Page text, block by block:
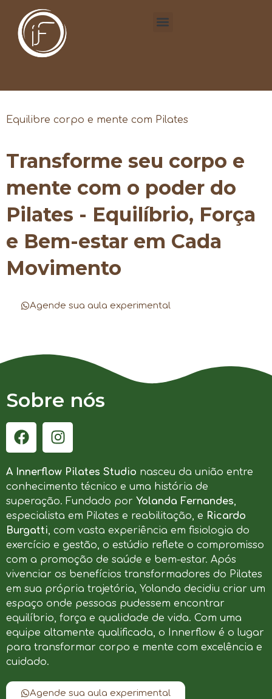
Equilibre corpo e mente com Pilates
Transforme seu corpo e
mente com o poder do
Pilates - Equilíbrio, Força
e Bem-estar em Cada
Movimento
Agende sua aula experimental
Sobre nós
A Innerflow Pilates Studio nasceu da união entre
conhecimento técnico e uma história de
superação. Fundado por Yolanda Fernandes,
especialista em Pilates e reabilitação, e Ricardo
Burgatti, com vasta experiência em fisiologia do
exercício e gestão, o estúdio reflete o compromisso
com a promoção de saúde e bem-estar. Após
vivenciar os benefícios transformadores do Pilates
em sua própria trajetória, Yolanda decidiu criar um
espaço onde pessoas pudessem encontrar
equilíbrio, força e qualidade de vida. Com uma
equipe altamente qualificada, o Innerflow é o lugar
para transformar corpo e mente com excelência e
cuidado.
Agende sua aula experimental